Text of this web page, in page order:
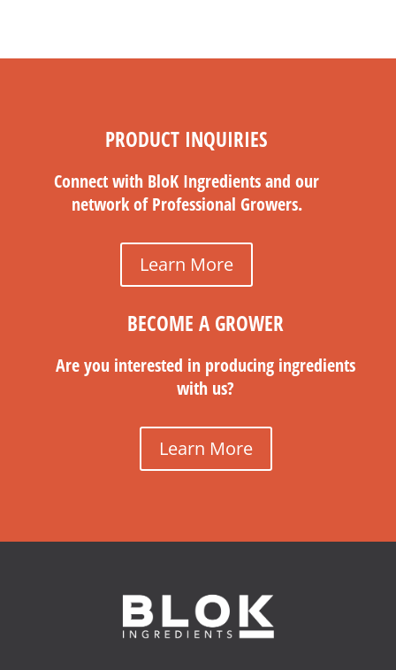
PRODUCT INQUIRIES
Connect with BloK Ingredients and our
network of Professional Growers.
Learn More
BECOME A GROWER
Are you interested in producing ingredients
with us?
Learn More